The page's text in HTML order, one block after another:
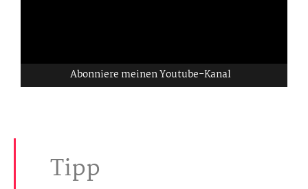
Abonniere meinen Youtube-Kanal
Tipp